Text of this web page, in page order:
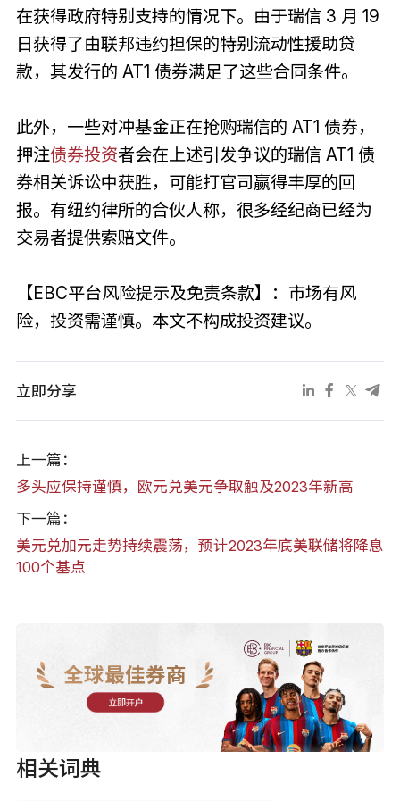
在获得政府特别支持的情况下。由于瑞信 3 月 19
日获得了由联邦违约担保的特别流动性援助贷
款，其发行的 AT1 债券满足了这些合同条件。
此外，一些对冲基金正在抢购瑞信的 AT1 债券，
押注债券投资者会在上述引发争议的瑞信 AT1 债
券相关诉讼中获胜，可能打官司赢得丰厚的回
报。有纽约律所的合伙人称，很多经纪商已经为
交易者提供索赔文件。
【EBC平台风险提示及免责条款】：市场有风
险，投资需谨慎。本文不构成投资建议。
立即分享
上一篇：
多头应保持谨慎，欧元兑美元争取触及2023年新高
下一篇：
美元兑加元走势持续震荡，预计2023年底美联储将降息
100个基点
全球最佳券商
立即开户
相关词典